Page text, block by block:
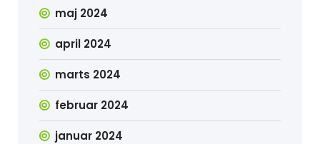
maj 2024
april 2024
marts 2024
februar 2024
januar 2024